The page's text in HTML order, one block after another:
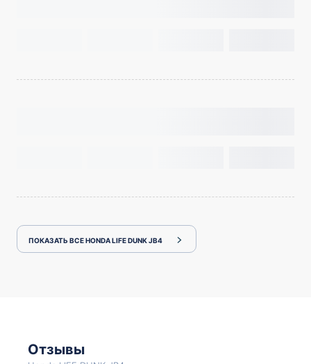
ПОКАЗАТЬ ВСЕ HONDA LIFE DUNK JB4
Отзывы